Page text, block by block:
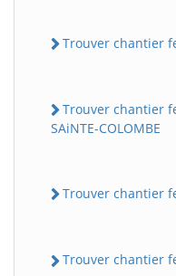
Trouver chantier
Trouver chantier
SAiNTE-COLOMBE
Trouver chantier
Trouver chantier